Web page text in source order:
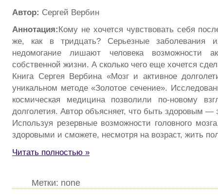
Автор: Сергей Вербин
Аннотация:Кому не хочется чувствовать себя
же, как в тридцать? Серьезные заболевания
недомогание лишают человека возможности
собственной жизни. А сколько чего еще хочется
Книга Сергея Вербина «Мозг и активное
уникальном методе «Золотое сечение».
космическая медицина позволили по-новому
долголетия. Автор объясняет, что быть здоровым —
Используя резервные возможности головного
здоровыми и сможете, несмотря на возраст, жить
Читать полностью »
Метки: none